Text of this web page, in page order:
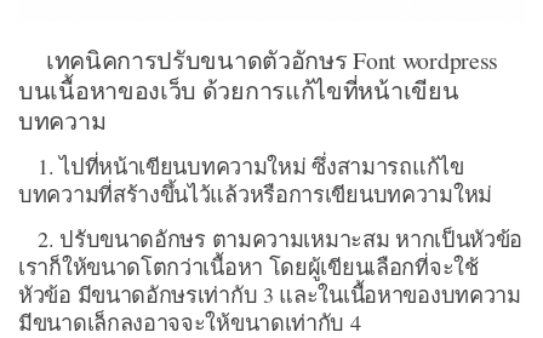
เทคนิคการปรับขนาดตัวอักษร Font wordpress
บนเนื้อหาของเว็บ ด้วยการแก้ไขที่หน้าเขียน
บทความ
1. ไปที่หน้าเขียนบทความใหม่ ซึ่งสามารถแก้ไข
บทความที่สร้างขึ้นไว้แล้วหรือการเขียนบทความใหม่
2. ปรับขนาดอักษร ตามความเหมาะสม หากเป็นหัวข้อ
เราก็ให้ขนาดโตกว่าเนื้อหา โดยผู้เขียนเลือกที่จะใช้
หัวข้อ มีขนาดอักษรเท่ากับ 3 และในเนื้อหาของบทความ
มีขนาดเล็กลงอาจจะให้ขนาดเท่ากับ 4